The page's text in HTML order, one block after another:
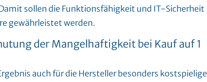
sollen die Funktionsfähigkeit und IT-Sicherheit
gewährleistet werden.
der Mangelhaftigkeit bei Kauf auf 1
auch für die Hersteller besonders kostspielige